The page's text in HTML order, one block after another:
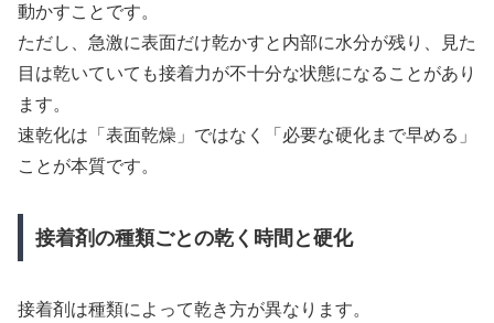
動かすことです。
ただし、急激に表面だけ乾かすと内部に水分が残り、見た
目は乾いていても接着力が不十分な状態になることがあり
ます。
速乾化は「表面乾燥」ではなく「必要な硬化まで早める」
ことが本質です。
接着剤の種類ごとの乾く時間と硬化
接着剤は種類によって乾き方が異なります。